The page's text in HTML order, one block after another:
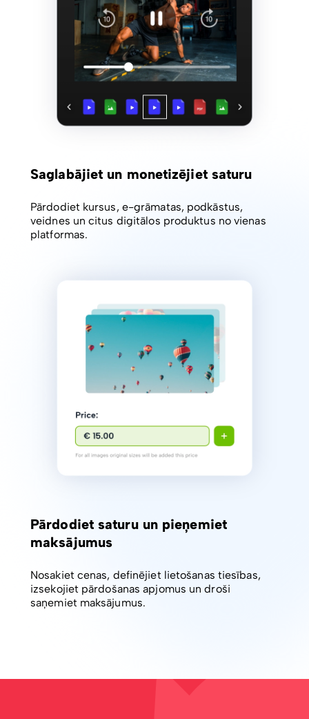
Saglabājiet un monetizējiet saturu
Pārdodiet kursus, e-grāmatas, podkāstus,
veidnes un citus digitālos produktus no vienas
platformas.
Pārdodiet saturu un pieņemiet
maksājumus
Nosakiet cenas, definējiet lietošanas tiesības,
izsekojiet pārdošanas apjomus un droši
saņemiet maksājumus.